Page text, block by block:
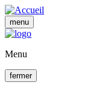
Aller
au
contenu
menu
Menu
fermer